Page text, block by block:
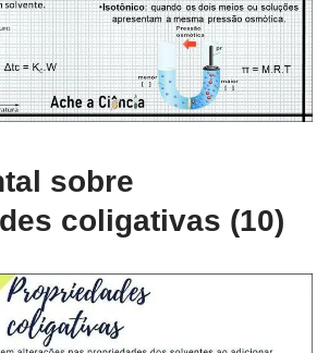
sobre
coligativas (10)